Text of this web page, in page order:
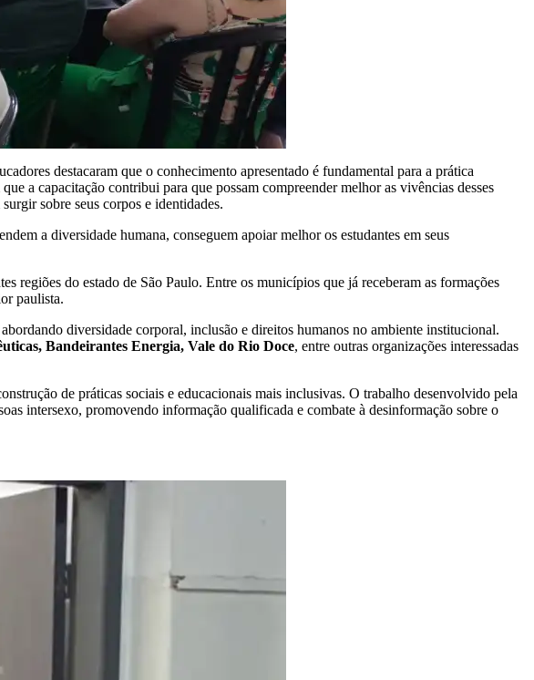
destacaram que o conhecimento apresentado é fundamental para a prática
a capacitação contribui para que possam compreender melhor as vivências desses
sobre seus corpos e identidades.
a diversidade humana, conseguem apoiar melhor os estudantes em seus
regiões do estado de São Paulo. Entre os municípios que já receberam as formações
paulista.
abordando diversidade corporal, inclusão e direitos humanos no ambiente institucional.
Bandeirantes Energia, Vale do Rio Doce, entre outras organizações interessadas
de práticas sociais e educacionais mais inclusivas. O trabalho desenvolvido pela
intersexo, promovendo informação qualificada e combate à desinformação sobre o